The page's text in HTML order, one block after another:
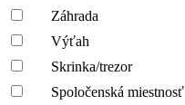
Záhrada
Výťah
Skrinka/trezor
Spoločenská miestnosť